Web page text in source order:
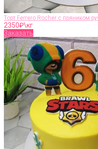
Торт Ferrero Rocher c пряником
2350₽\кг
Заказать